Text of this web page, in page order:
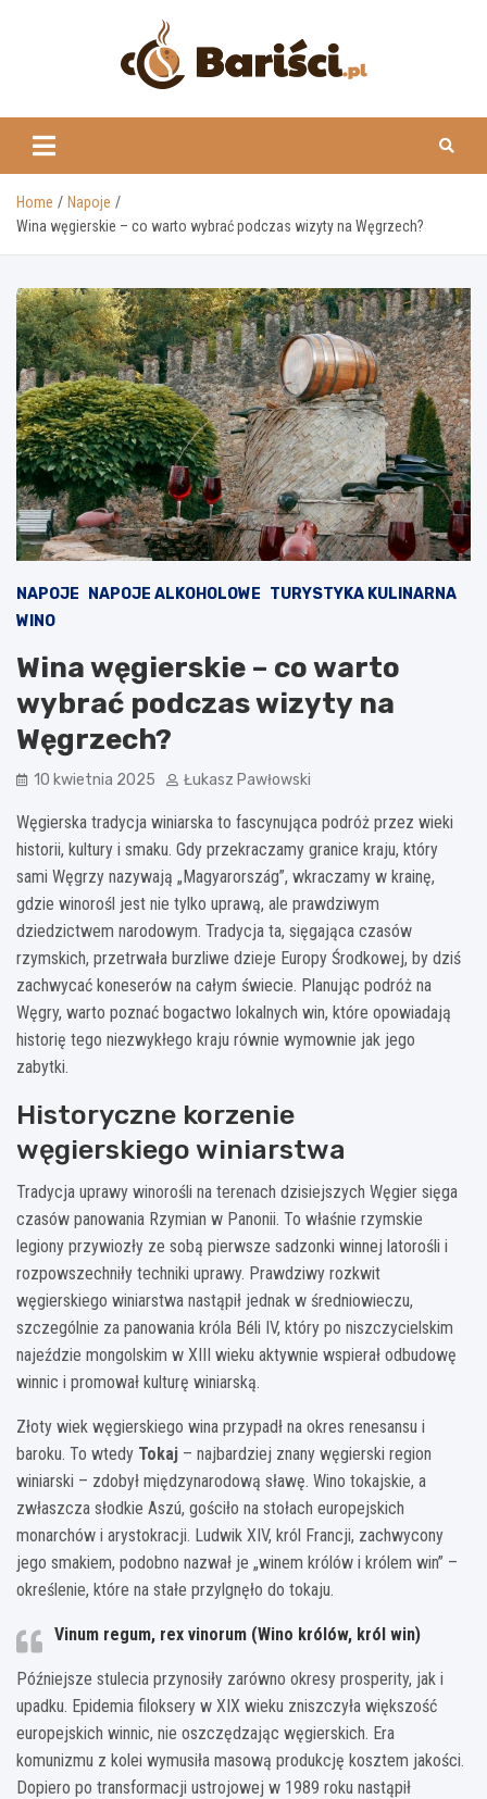
www.barisci.pl
Home
Napoje
Wina węgierskie – co warto wybrać podczas wizyty na Węgrzech?
NAPOJE NAPOJE ALKOHOLOWE TURYSTYKA KULINARNA
WINO
Wina węgierskie – co warto
wybrać podczas wizyty na
Węgrzech?
10 kwietnia 2025 Łukasz Pawłowski
Węgierska tradycja winiarska to fascynująca podróż przez wieki
historii, kultury i smaku. Gdy przekraczamy granice kraju, który
sami Węgrzy nazywają „Magyarország”, wkraczamy w krainę,
gdzie winorośl jest nie tylko uprawą, ale prawdziwym
dziedzictwem narodowym. Tradycja ta, sięgająca czasów
rzymskich, przetrwała burzliwe dzieje Europy Środkowej, by dziś
zachwycać koneserów na całym świecie. Planując podróż na
Węgry, warto poznać bogactwo lokalnych win, które opowiadają
historię tego niezwykłego kraju równie wymownie jak jego
zabytki.
Historyczne korzenie
węgierskiego winiarstwa
Tradycja uprawy winorośli na terenach dzisiejszych Węgier sięga
czasów panowania Rzymian w Panonii. To właśnie rzymskie
legiony przywiozły ze sobą pierwsze sadzonki winnej latorośli i
rozpowszechniły techniki uprawy. Prawdziwy rozkwit
węgierskiego winiarstwa nastąpił jednak w średniowieczu,
szczególnie za panowania króla Béli IV, który po niszczycielskim
najeździe mongolskim w XIII wieku aktywnie wspierał odbudowę
winnic i promował kulturę winiarską.
Złoty wiek węgierskiego wina przypadł na okres renesansu i
baroku. To wtedy Tokaj – najbardziej znany węgierski region
winiarski – zdobył międzynarodową sławę. Wino tokajskie, a
zwłaszcza słodkie Aszú, gościło na stołach europejskich
monarchów i arystokracji. Ludwik XIV, król Francji, zachwycony
jego smakiem, podobno nazwał je „winem królów i królem win” –
określenie, które na stałe przylgnęło do tokaju.
Vinum regum, rex vinorum (Wino królów, król win)
Późniejsze stulecia przynosiły zarówno okresy prosperity, jak i
upadku. Epidemia filoksery w XIX wieku zniszczyła większość
europejskich winnic, nie oszczędzając węgierskich. Era
komunizmu z kolei wymusiła masową produkcję kosztem jakości.
Dopiero po transformacji ustrojowej w 1989 roku nastąpił